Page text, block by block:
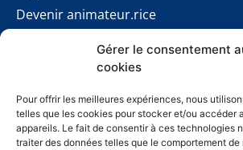
Gérer le consentement
cookies
Pour offrir les meilleures expériences, nous
telles que les cookies pour stocker et/ou accéder
appareils. Le fait de consentir à ces technologies
traiter des données telles que le comportement de
Devenir animateur.rice
Contact presse
À propos
Mentions légales